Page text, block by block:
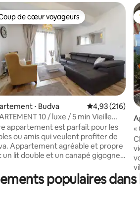
sur la base de 131 commentaires :
de cœur voyageurs les plus appréciés
de cœur voyageurs
⋅ Budva Évaluation
4,93 (216)
10 / luxe / 5 min Vieille
plage
appartement est parfait pour les
ou amis qui veulent profiter de
Appartement agréable et propre
un lit double et un canapé gigogne,
bénéficie d'un emplacement
: il se trouve à seulement 5 minutes
«
populaires